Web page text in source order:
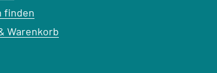
finden
Warenkorb